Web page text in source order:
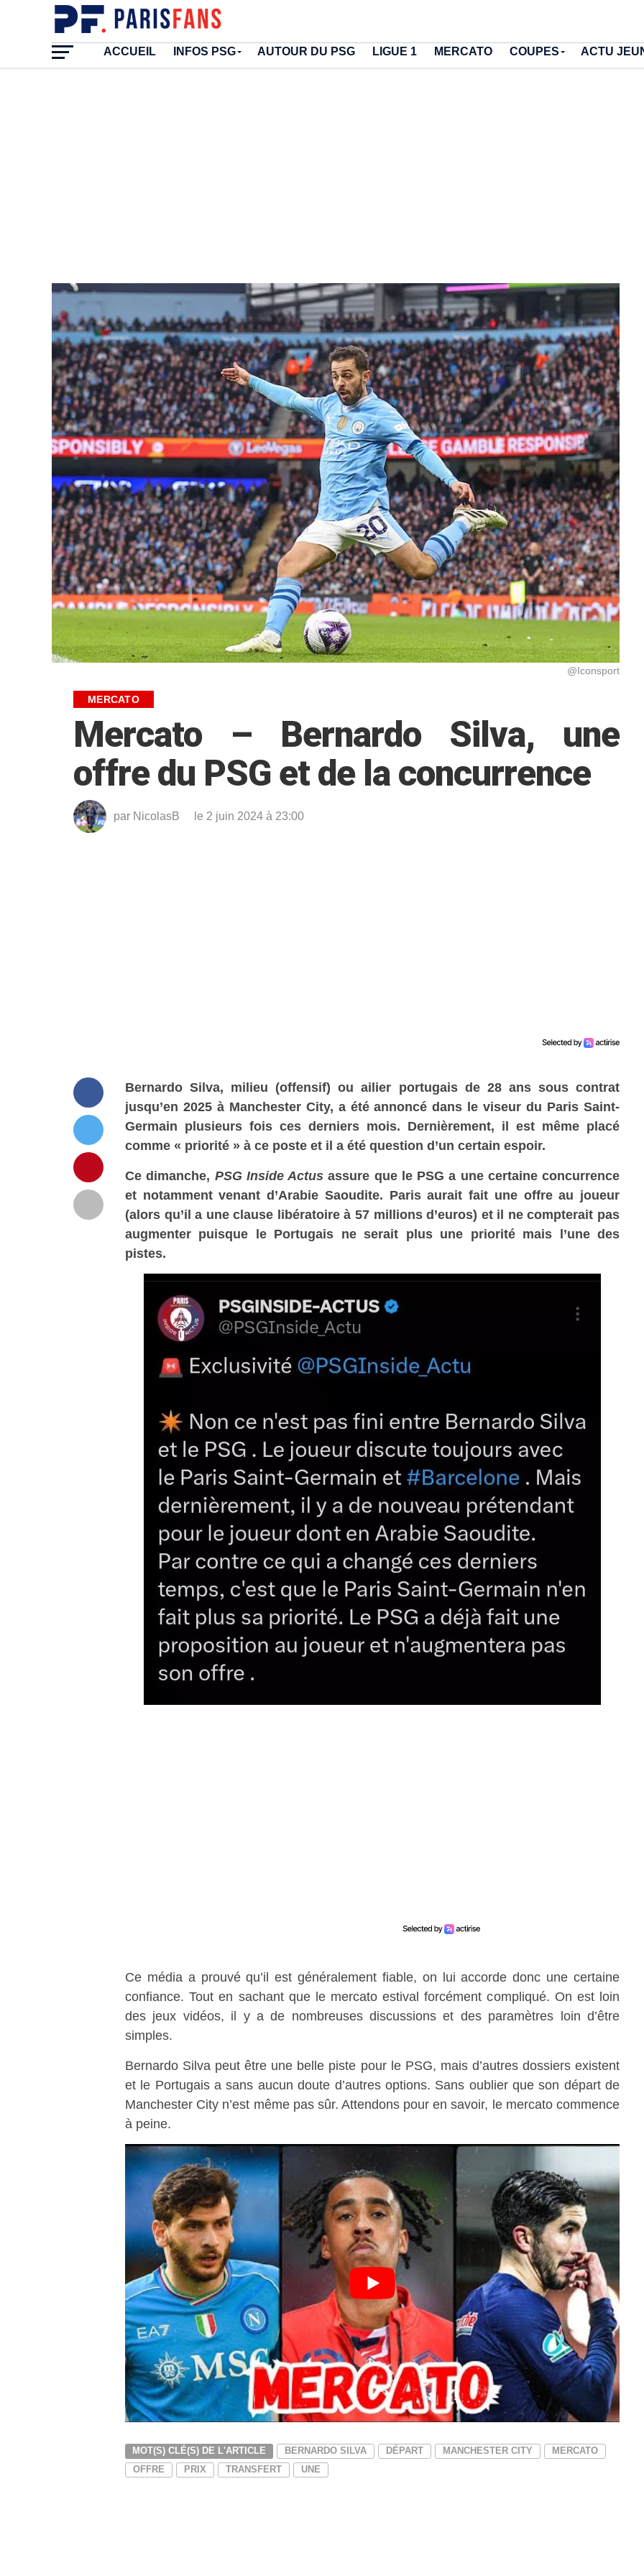
ACCUEIL INFOS PSG AUTOUR DU PSG LIGUE 1 MERCATO COUPES ACTU
@Iconsport
MERCATO
Mercato – Bernardo Silva, une
offre du PSG et de la concurrence
par NicolasB le 2 juin 2024 à 23:00
Bernardo Silva, milieu (offensif) ou ailier portugais de 28 ans sous contrat
jusqu’en 2025 à Manchester City, a été annoncé dans le viseur du Paris Saint-
Germain plusieurs fois ces derniers mois. Dernièrement, il est même placé
comme « priorité » à ce poste et il a été question d’un certain espoir.
Ce dimanche, PSG Inside Actusassure que le PSG a une certaine concurrence
et notamment venant d’Arabie Saoudite. Paris aurait fait une offre au joueur
(alors qu’il a une clause libératoire à 57 millions d’euros) et il ne compterait pas
augmenter puisque le Portugais ne serait plus une priorité mais l’une des
pistes.
Ce média a prouvé qu’il est généralement fiable, on lui accorde donc une certaine
confiance. Tout en sachant que le mercato estival forcément compliqué. On est loin
des jeux vidéos, il y a de nombreuses discussions et des paramètres loin d’être
simples.
Bernardo Silva peut être une belle piste pour le PSG, mais d’autres dossiers existent
et le Portugais a sans aucun doute d’autres options. Sans oublier que son départ de
Manchester City n’est même pas sûr. Attendons pour en savoir, le mercato commence
à peine.
MOT(S) CLÉ(S) DE L'ARTICLE BERNARDO SILVA DÉPART MANCHESTER CITY
MERCATO
OFFRE
PRIX TRANSFERT UNE